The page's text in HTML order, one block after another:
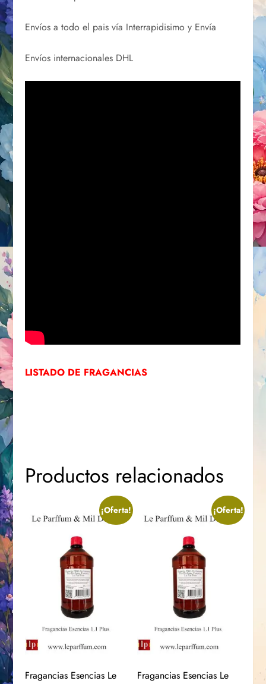
Envíos a todo el pais vía Interrapidisimo y Envía
Envíos internacionales DHL
LISTADO DE FRAGANCIAS
Productos relacionados
¡Oferta!
Fragancias Esencias Le
¡Oferta!
Fragancias Esencias Le